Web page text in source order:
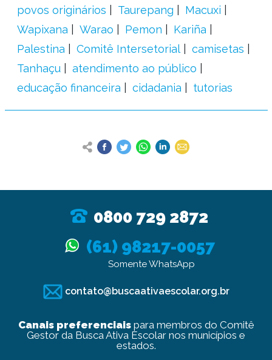
povos originários
Taurepang
Macuxi
Wapixana
Warao Pemon
Kariña
Palestina
Comitê Intersetorial
camisetas
Tanhaçu
atendimento ao público
educação financeira
cidadania tutorias
0800 729 2872
(61) 98217-0057
Somente WhatsApp
contato@buscaativaescolar.org.br
Canais preferenciaispara membros do Comitê
Gestor da Busca Ativa Escolar nos municípios e
estados.